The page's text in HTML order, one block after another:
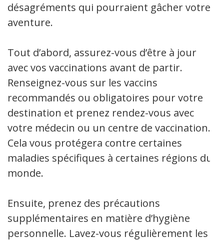
désagréments qui pourraient gâcher votre
aventure.
Tout d’abord, assurez-vous d’être à jour
avec vos vaccinations avant de partir.
Renseignez-vous sur les vaccins
recommandés ou obligatoires pour votre
destination et prenez rendez-vous avec
votre médecin ou un centre de vaccination.
Cela vous protégera contre certaines
maladies spécifiques à certaines régions du
monde.
Ensuite, prenez des précautions
supplémentaires en matière d’hygiène
personnelle. Lavez-vous régulièrement les